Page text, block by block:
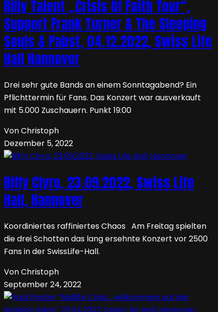
Billy Talent „Crisis Of Faith Tour“,
Support Frank Turner & The Sleeping
Souls & Pabst, 04.12.2022, Swiss Life
Hall Hannover
Drei sehr gute Bands an einem Sonntagabend? Ein
Pflichttermin für Fans. Das Konzert war ausverkauft
mit 5.000 Zuschauern. Punkt 19:00
Von Christoph
Dezember 5, 2022
Biffy Clyro, 23.09.2022, Swiss Life
Hall, Hannover
Koordiniertes raffiniertes Chaos Am Freitag spielten
die drei Schotten das lang ersehnte Konzert vor 2500
Fans in der SwissLife-Hall.
Von Christoph
September 24, 2022